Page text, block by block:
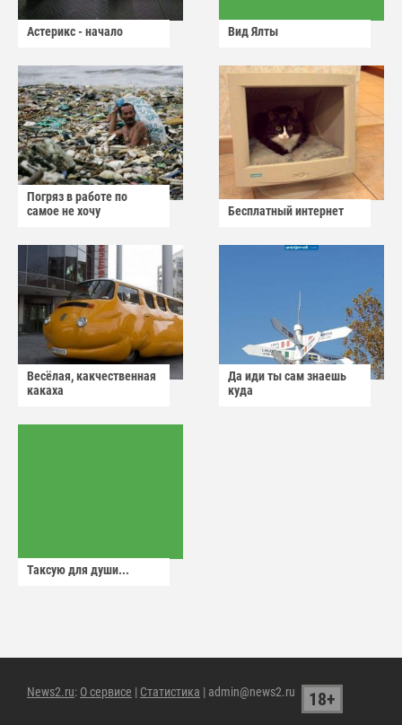
Астерикс - начало Вид Ялты
Погряз в работе по
самое не хочу
Бесплатный интернет
Весёлая, какчественная
какаха
Да иди ты сам знаешь
куда
Таксую для души...
News2.ru: О сервисе | Статистика | admin@news2.ru 18+